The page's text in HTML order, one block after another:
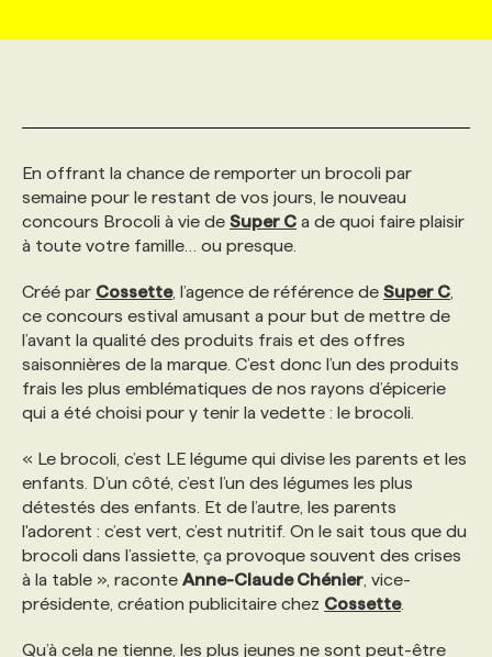
AFFAIRES DE L'INDUSTRIE
INITIATIVES NUMÉRIQUES
TENDANCES
WEB & MÉDIAS SOCIAUX
MARKETING DURABLE
ÉVÉNEMENTIEL
NOS AUTEUR‧RICES
INFOLETTRE PUBLICITÉ
ANNONCEZ AVEC NOUS
CONSULTER LA CVTHÈQUE
PROFIL ENTREPRISE
ANNONCEZ AVEC NOUS
VOIR LES OFFRES
PROFIL CANDIDAT
FAQ
ANNONCEZ AVEC NOUS
NOS FORMATIONS EN LIGNE
NOS PARCOURS DE FORMATIONS
NOS FORMATEUR‧RICES
POURQUOI CHOISIR NOS FORMATIONS
NOS TARIFS
PROGRAMMES DE SUBVENTIONS
FAQ
CHASSE DE TÊTE
SERVICE DE CHASSE DE TÊTE
NOS EXPERTISES
FAQ
ANNONCEZ AVEC NOUS
En offrant la chance de remporter un brocoli par
semaine pour le restant de vos jours, le nouveau
concours Brocoli à vie de Super C a de quoi faire plaisir
à toute votre famille… ou presque.
Créé par Cossette, l’agence de référence de Super C
ce concours estival amusant a pour but de mettre de
l’avant la qualité des produits frais et des offres
saisonnières de la marque. C’est donc l’un des produits
frais les plus emblématiques de nos rayons d’épicerie
qui a été choisi pour y tenir la vedette : le brocoli.
« Le brocoli, c’est LE légume qui divise les parents et les
enfants. D’un côté, c’est l’un des légumes les plus
détestés des enfants. Et de l’autre, les parents
l'adorent : c’est vert, c’est nutritif. On le sait tous que du
brocoli dans l’assiette, ça provoque souvent des crises
à la table », raconte Anne-Claude Chénier , vice-
présidente, création publicitaire chez Cossette.
Qu’à cela ne tienne, les plus jeunes ne sont peut-être